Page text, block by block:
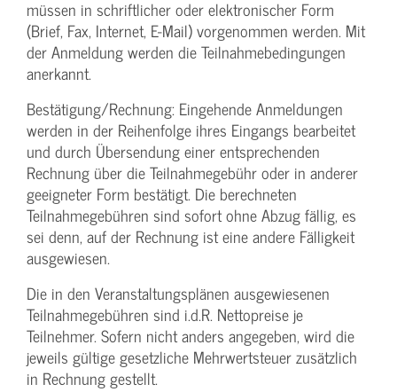
müssen in schriftlicher oder elektronischer Form
(Brief, Fax, Internet, E-Mail) vorgenommen werden. Mit
der Anmeldung werden die Teilnahme­bedingungen
anerkannt.
Bestätigung­/Rechnung: Eingehende Anmeldungen
werden in der Reihenfolge ihres Eingangs bearbeitet
und durch Übersendung einer entsprechenden
Rechnung über die Teilnahmegebühr oder in anderer
geeigneter Form bestätigt. Die berechneten
Teilnahmegebühren sind sofort ohne Abzug fällig, es
sei denn, auf der Rechnung ist eine andere Fälligkeit
ausgewiesen.
Die in den Veranstaltungsplänen ausgewiesenen
Teilnahmegebühren sind i.d.R. Nettopreise je
Teilnehmer. Sofern nicht anders angegeben, wird die
jeweils gültige gesetzliche Mehrwertsteuer zusätzlich
in Rechnung gestellt.